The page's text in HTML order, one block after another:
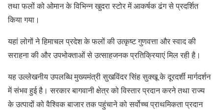
तथा फलों को ओमान के विभिन्न खुदरा स्टोर में आकर्षक ढंग से प्रदर्शित
किया गया।
यहां लोगों ने हिमाचल प्रदेश के फलों की उत्कृष्ट गुणवत्ता और स्वाद की
सराहना की और उपभोक्ताओं से उत्साहजनक प्रतिक्रियाएं मिल रही है।
यह उल्लेखनीय उपलब्धि मुख्यमंत्री सुखविंदर सिंह सुक्खू के दूरदर्शी मार्गदर्शन
में संभव हुई है। सरकार बागवानी क्षेत्र को विस्तार प्रदान करने तथा राज्य
के उत्पादों को वैश्विक बाजार तक पहुंचाने को सर्वोच्च प्राथमिकता प्रदान